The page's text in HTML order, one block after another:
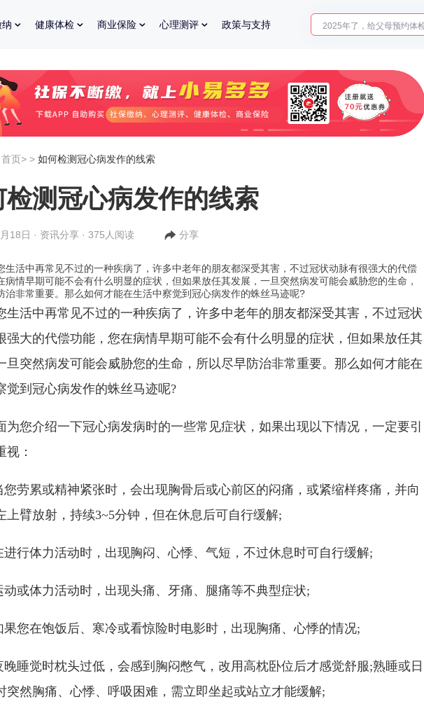
健康体检 商业保险 心理测评 政策与支持 体检前能吃药吗？
2025年了，给父母预约体检
首页> > 如何检测冠心病发作的线索
检测冠心病发作的线索
18日 · 资讯分享 · 375人阅读 分享
生活中再常见不过的一种疾病了，许多中老年的朋友都深受其害，不过冠状动脉有很强大的代偿
病情早期可能不会有什么明显的症状，但如果放任其发展，一旦突然病发可能会威胁您的生命，
治非常重要。那么如何才能在生活中察觉到冠心病发作的蛛丝马迹呢?
生活中再常见不过的一种疾病了，许多中老年的朋友都深受其害，不过冠状
强大的代偿功能，您在病情早期可能不会有什么明显的症状，但如果放任其
旦突然病发可能会威胁您的生命，所以尽早防治非常重要。那么如何才能在
觉到冠心病发作的蛛丝马迹呢?
介绍一下冠心病发病时的一些常见症状，如果出现以下情况，一定要引
视：
累或精神紧张时，会出现胸骨后或心前区的闷痛，或紧缩样疼痛，并向
上臂放射，持续3~5分钟，但在休息后可自行缓解;
体力活动时，出现胸闷、心悸、气短，不过休息时可自行缓解;
体力活动时，出现头痛、牙痛、腿痛等不典型症状;
在饱饭后、寒冷或看惊险时电影时，出现胸痛、心悸的情况;
觉时枕头过低，会感到胸闷憋气，改用高枕卧位后才感觉舒服;熟睡或日
突然胸痛、心悸、呼吸困难，需立即坐起或站立才能缓解;